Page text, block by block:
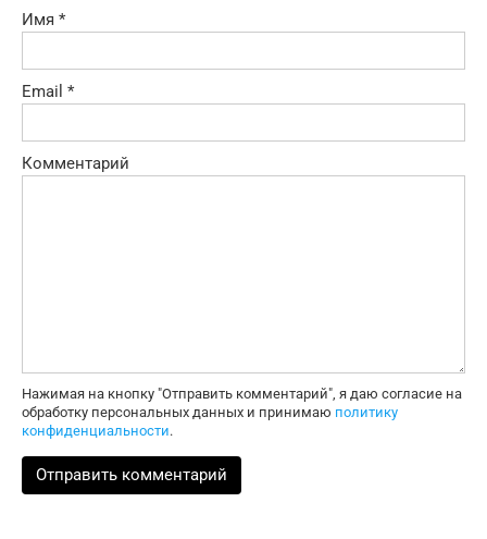
Имя *
Email *
Комментарий
Нажимая на кнопку "Отправить комментарий", я даю согласие на
обработку персональных данных и принимаю политику
конфиденциальности.